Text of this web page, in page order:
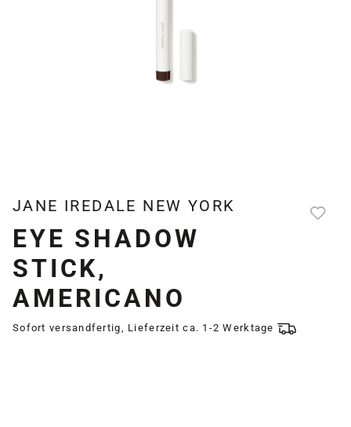
JANE IREDALE NEW YORK
EYE SHADOW
STICK,
AMERICANO
Sofort versandfertig, Lieferzeit ca. 1-2 Werktage